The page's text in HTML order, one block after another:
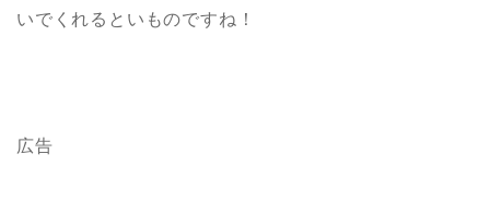
いでくれるといものですね！
広告